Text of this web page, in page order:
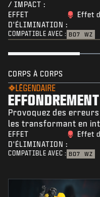
/ IMPACT :
EFFET
D'ÉLIMINATION :
Effet
COMPATIBLE AVEC : BO7 WZ
CORPS À CORPS
LÉGENDAIRE
Provoquez des
les transformant en
EFFET
D'ÉLIMINATION :
Effet
COMPATIBLE AVEC : BO7 WZ